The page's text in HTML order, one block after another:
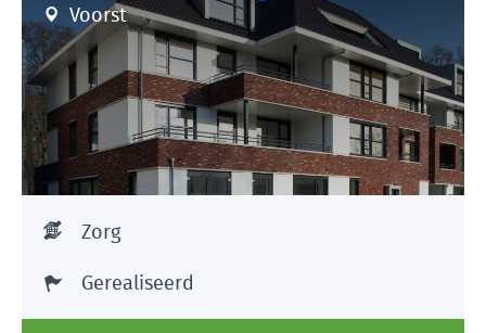
Voorst
Zorg
Gerealiseerd